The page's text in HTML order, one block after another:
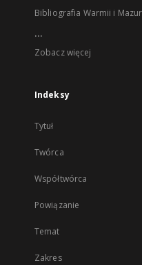
Bibliografia Warmii i Mazur
...
Zobacz więcej
Indeksy
Tytuł
Twórca
Współtwórca
Powiązanie
Temat
Zakres